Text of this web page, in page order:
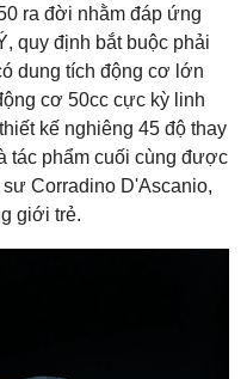
ra đời nhằm đáp ứng
quy định bắt buộc phải
dung tích động cơ lớn
cơ 50cc cực kỳ linh
kế nghiêng 45 độ thay
tác phẩm cuối cùng được
Corradino D'Ascanio,
giới trẻ.